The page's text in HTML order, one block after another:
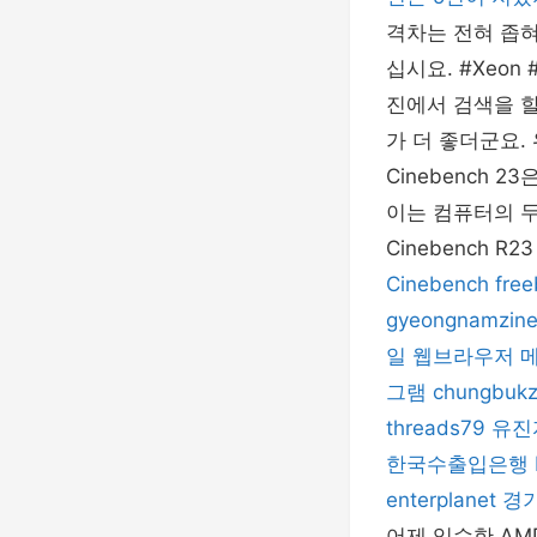
격차는 전혀 좁
십시요. #Xeon
진에서 검색을
가 더 좋더군요.
Cinebench 23
이는 컴퓨터의
Cinebench
Cinebench
gyeongnamzine
일 웹브라우저
그램
threads79 유
한국수출입은행
enterplanet 경